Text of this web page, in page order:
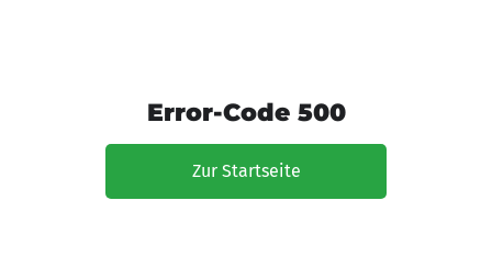
Error-Code 500
Zur Startseite